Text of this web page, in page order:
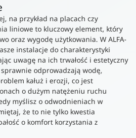
na przykład na placach czy
liniowe to kluczowy element, który
oraz wygodę użytkowania. W ALFA-
instalacje do charakterystyki
uwagę na ich trwałość i estetyczny
odprowadzają wodę,
kałuż i erozji, co jest
o dużym natężeniu ruchu
myślisz o odwodnieniach w
że to nie tylko kwestia
o komfort korzystania z